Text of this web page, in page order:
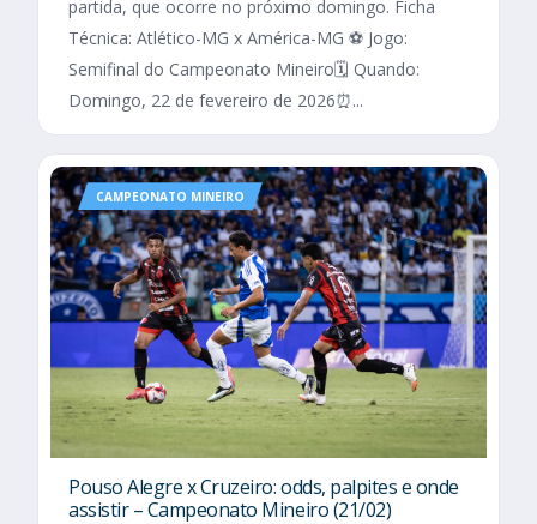
partida, que ocorre no próximo domingo. Ficha
Técnica: Atlético-MG x América-MG ⚽ Jogo:
Semifinal do Campeonato Mineiro🗓️ Quando:
Domingo, 22 de fevereiro de 2026⏰...
CAMPEONATO MINEIRO
Pouso Alegre x Cruzeiro: odds, palpites e onde
assistir – Campeonato Mineiro (21/02)